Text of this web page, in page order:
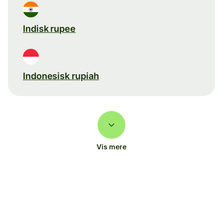
Indisk rupee
Indonesisk rupiah
Vis mere